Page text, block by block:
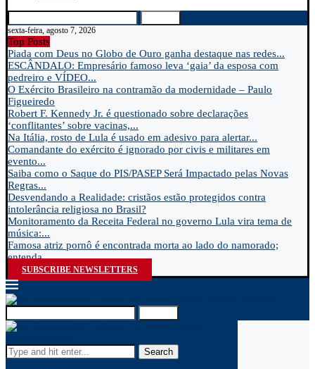
sexta-feira, agosto 7, 2026
Top Posts
Piada com Deus no Globo de Ouro ganha destaque nas redes...
ESCÂNDALO: Empresário famoso leva ‘gaia’ da esposa com
pedreiro e VÍDEO...
O Exército Brasileiro na contramão da modernidade – Paulo
Figueiredo
Robert F. Kennedy Jr. é questionado sobre declarações
‘conflitantes’ sobre vacinas,...
Na Itália, rosto de Lula é usado em adesivo para alertar...
Comandante do exército é ignorado por civis e militares em
evento...
Saiba como o Saque do PIS/PASEP Será Impactado pelas Novas
Regras...
Desvendando a Realidade: cristãos estão protegidos contra
intolerância religiosa no Brasil?
Monitoramento da Receita Federal no governo Lula vira tema de
música:...
Famosa atriz pornô é encontrada morta ao lado do namorado;
entenda...
SUBSCRIBE NEWSLETTERS
Search